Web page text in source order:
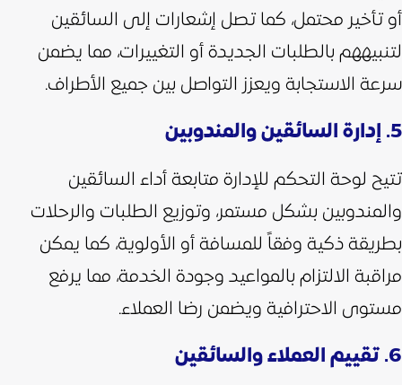
أو تأخير محتمل، كما تصل إشعارات إلى السائقين
لتنبيههم بالطلبات الجديدة أو التغييرات، مما يضمن
سرعة الاستجابة ويعزز التواصل بين جميع الأطراف.
5. إدارة السائقين والمندوبين
تتيح لوحة التحكم للإدارة متابعة أداء السائقين
والمندوبين بشكل مستمر، وتوزيع الطلبات والرحلات
بطريقة ذكية وفقاً للمسافة أو الأولوية، كما يمكن
مراقبة الالتزام بالمواعيد وجودة الخدمة، مما يرفع
مستوى الاحترافية ويضمن رضا العملاء.
6. تقييم العملاء والسائقين